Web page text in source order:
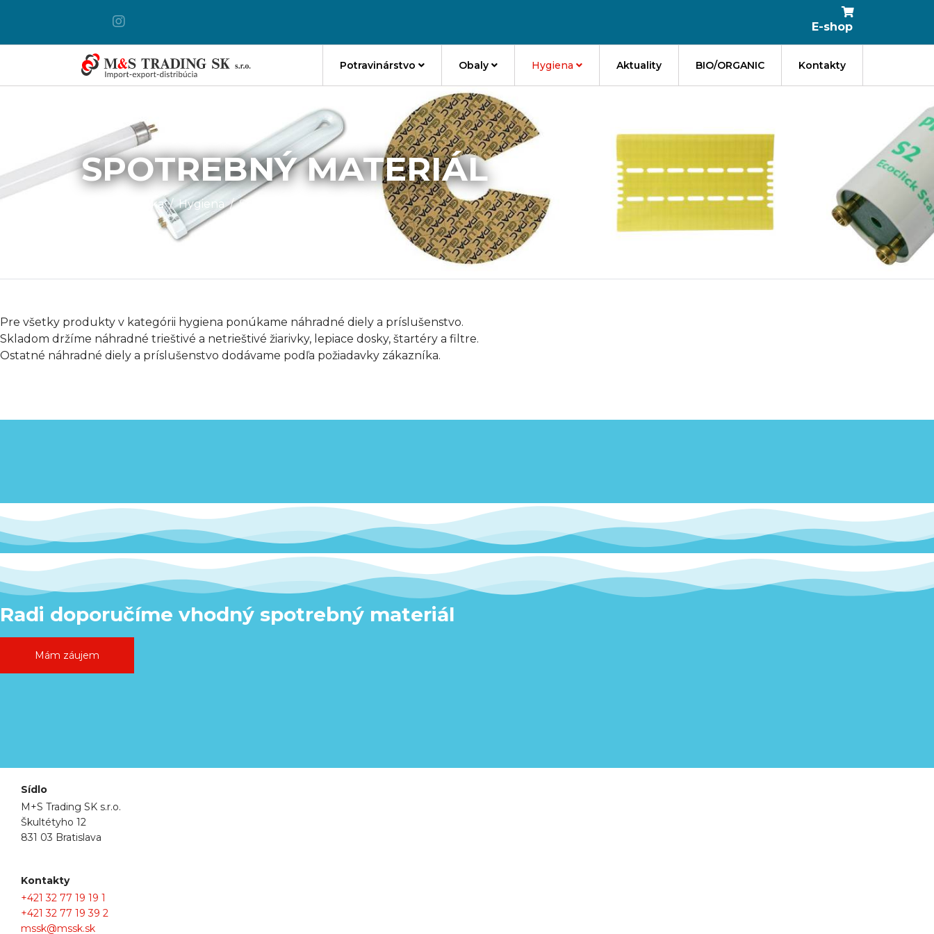
E-shop
Potravinárstvo Obaly Hygiena Aktuality BIO/ORGANIC Kontakty
SPOTREBNÝ MATERIÁL
Hlavná stránka Hygiena Spotrebný materiál
Pre všetky produkty v kategórii hygiena ponúkame náhradné diely a príslušenstvo.
Skladom držíme náhradné trieštivé a netrieštivé žiarivky, lepiace dosky, štartéry a filtre.
Ostatné náhradné diely a príslušenstvo dodávame podľa požiadavky zákazníka.
Radi doporučíme vhodný spotrebný materiál
Mám záujem
Sídlo
M+S Trading SK s.r.o.
Škultétyho 12
831 03 Bratislava
Kontakty
+421 32 77 19 19 1
+421 32 77 19 39 2
mssk@mssk.sk